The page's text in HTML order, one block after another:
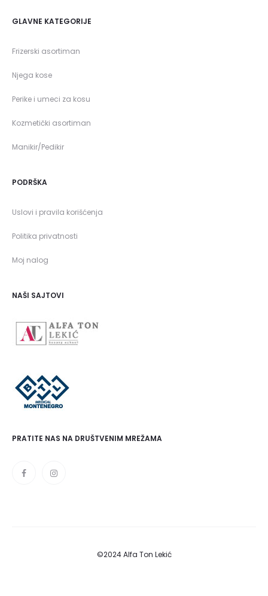
GLAVNE KATEGORIJE
Frizerski asortiman
Njega kose
Perike i umeci za kosu
Kozmetički asortiman
Manikir/Pedikir
PODRŠKA
Uslovi i pravila korišćenja
Politika privatnosti
Moj nalog
NAŠI SAJTOVI
PRATITE NAS NA DRUŠTVENIM MREŽAMA
©2024 Alfa Ton Lekić